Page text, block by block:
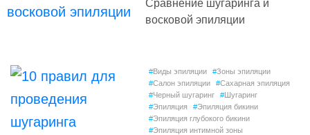
Сравнение шугаринга и
восковой эпиляции
#Виды эпиляции #Зоны эпиляции
#Салон эпиляции #Сахарная эпиляция
#Черный шугаринг #Шугаринг
#Эпиляция #Эпиляция бикини
#Эпиляция глубокого бикини
#Эпиляция интимной зоны